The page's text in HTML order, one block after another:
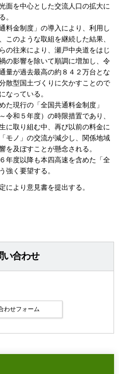
面を中心とした交流人口の拡大に
。
料金制度」の導入により、利用し
このような取組を継続した結果、
の往来により、瀬戸中央道をはじ
の影響を除いて順調に増加し、令
量が過去最高の約８４２万台とな
散型国土づくりに欠かすことので
なっている。
現行の「全国共通料金制度」
令和５年度）の時限措置であり、
に取り組む中、再び以前の料金に
モノ」の交流が減少し、関係地域
を及ぼすことが懸念される。
年度以降も本四高速を含めた「全
強く要望する。
により意見書を提出する。
い合わせ